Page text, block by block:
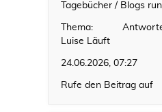
Tagebücher / Blogs
Thema:
Luise Läuft
24.06.2026, 07:27
Rufe den Beitrag auf